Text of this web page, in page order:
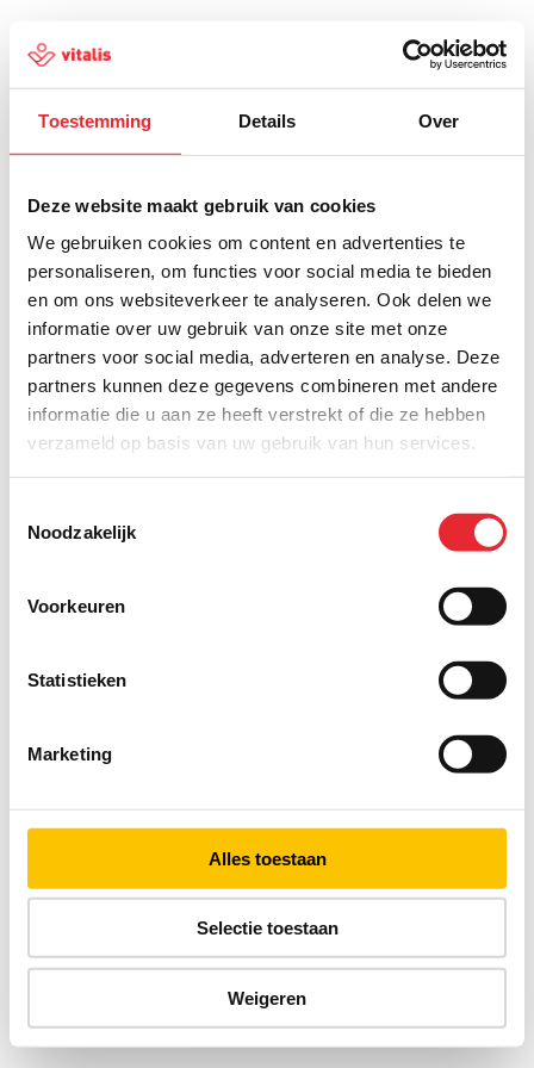
Toestemming Details Over
Deze website maakt gebruik van cookies
We gebruiken cookies om content en advertenties te
personaliseren, om functies voor social media te bieden
en om ons websiteverkeer te analyseren. Ook delen we
informatie over uw gebruik van onze site met onze
partners voor social media, adverteren en analyse. Deze
partners kunnen deze gegevens combineren met andere
informatie die u aan ze heeft verstrekt of die ze hebben
verzameld op basis van uw gebruik van hun services.
Noodzakelijk
Voorkeuren
Statistieken
Marketing
Alles toestaan
Selectie toestaan
Weigeren
500
Er is iets fout gegaan
Probeer het later opnieuw of ga terug naar de
homepagina.